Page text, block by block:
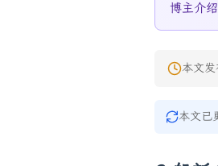
博主介
本文发
本文已